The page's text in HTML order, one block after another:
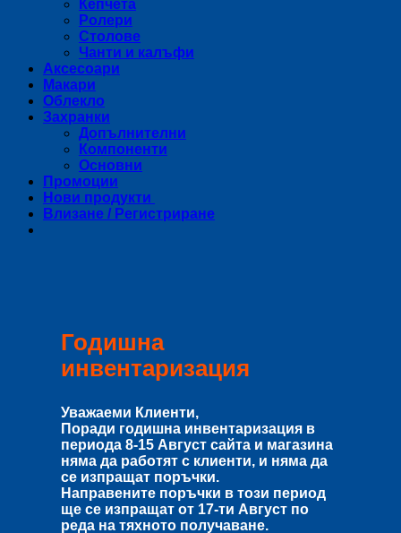
Кепчета
Ролери
Столове
Чанти и калъфи
Аксесоари
Макари
Облекло
Захранки
Допълнителни
Компоненти
Основни
Промоции
Нови продукти
Влизане / Регистриране
Годишна
инвентаризация
Уважаеми Клиенти,
Поради годишна инвентаризация в
периода 8-15 Август сайта и магазина
няма да работят с клиенти, и няма да
се изпращат поръчки.
Направените поръчки в този период
ще се изпращат от 17-ти Август по
реда на тяхното получаване.